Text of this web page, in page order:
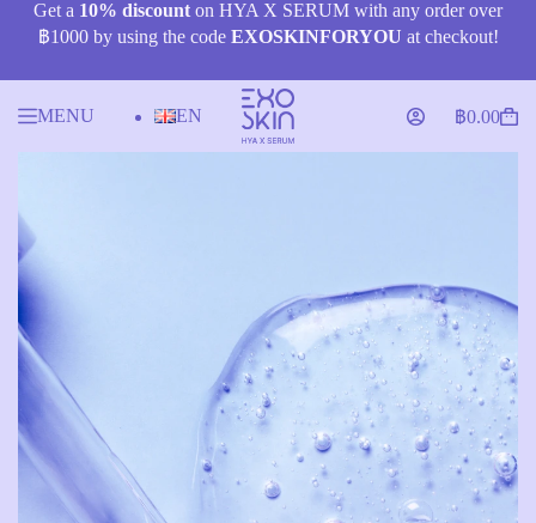
Get a 10% discount on HYA X SERUM with any order over
฿1000 by using the code EXOSKINFORYOU at checkout!
MENU EN
Shopping
฿0.00